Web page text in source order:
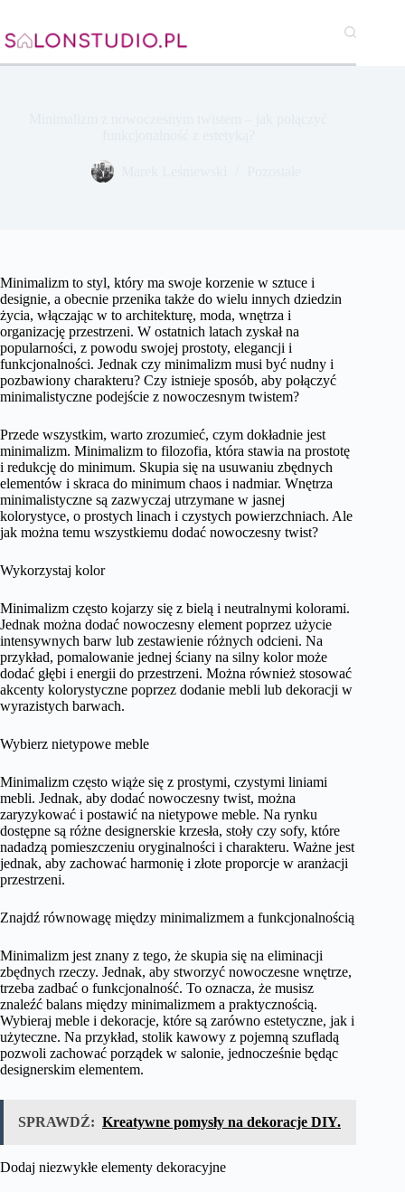
treści
Minimalizm to styl, który ma swoje korzenie w sztuce i
designie, a obecnie przenika także do wielu innych dziedzin
życia, włączając w to architekturę, moda, wnętrza i
organizację przestrzeni. W ostatnich latach zyskał na
popularności, z powodu swojej prostoty, elegancji i
funkcjonalności. Jednak czy minimalizm musi być nudny i
pozbawiony charakteru? Czy istnieje sposób, aby połączyć
minimalistyczne podejście z nowoczesnym twistem?
Przede wszystkim, warto zrozumieć, czym dokładnie jest
minimalizm. Minimalizm to filozofia, która stawia na prostotę
i redukcję do minimum. Skupia się na usuwaniu zbędnych
elementów i skraca do minimum chaos i nadmiar. Wnętrza
minimalistyczne są zazwyczaj utrzymane w jasnej
kolorystyce, o prostych linach i czystych powierzchniach. Ale
jak można temu wszystkiemu dodać nowoczesny twist?
Wykorzystaj kolor
Minimalizm często kojarzy się z bielą i neutralnymi kolorami.
Jednak można dodać nowoczesny element poprzez użycie
intensywnych barw lub zestawienie różnych odcieni. Na
przykład, pomalowanie jednej ściany na silny kolor może
dodać głębi i energii do przestrzeni. Można również stosować
akcenty kolorystyczne poprzez dodanie mebli lub dekoracji w
wyrazistych barwach.
Wybierz nietypowe meble
Minimalizm często wiąże się z prostymi, czystymi liniami
mebli. Jednak, aby dodać nowoczesny twist, można
zaryzykować i postawić na nietypowe meble. Na rynku
dostępne są różne designerskie krzesła, stoły czy sofy, które
nadadzą pomieszczeniu oryginalności i charakteru. Ważne jest
jednak, aby zachować harmonię i złote proporcje w aranżacji
przestrzeni.
Znajdź równowagę między minimalizmem a funkcjonalnością
Minimalizm jest znany z tego, że skupia się na eliminacji
zbędnych rzeczy. Jednak, aby stworzyć nowoczesne wnętrze,
trzeba zadbać o funkcjonalność. To oznacza, że musisz
znaleźć balans między minimalizmem a praktycznością.
Wybieraj meble i dekoracje, które są zarówno estetyczne, jak i
użyteczne. Na przykład, stolik kawowy z pojemną szufladą
pozwoli zachować porządek w salonie, jednocześnie będąc
designerskim elementem.
SPRAWDŹ: Kreatywne pomysły na dekoracje DIY.
Dodaj niezwykłe elementy dekoracyjne